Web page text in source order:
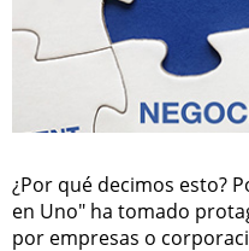
¿Por qué decimos esto?
en Uno" ha tomado
por empresas o